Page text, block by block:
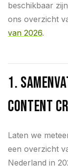
beschikbaar
ons overzicht
van 2026.
1.
content
Laten we
een overzicht
Nederland in